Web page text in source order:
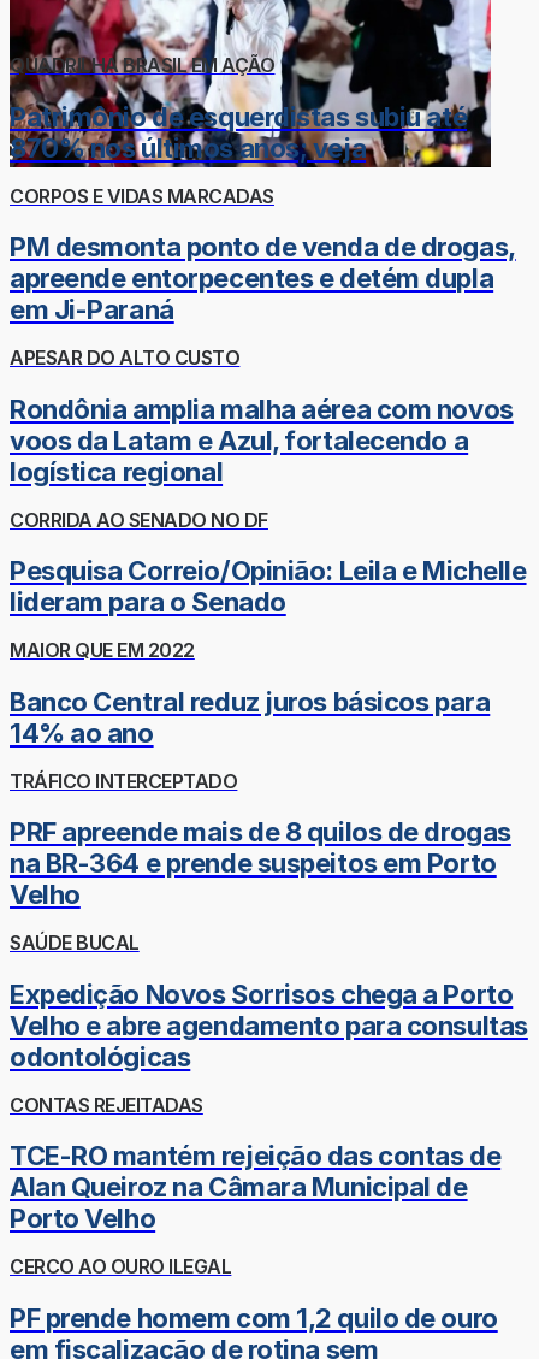
QUADRILHA BRASIL EM AÇÃO
Patrimônio de esquerdistas subiu até
870% nos últimos anos; veja
CORPOS E VIDAS MARCADAS
PM desmonta ponto de venda de drogas,
apreende entorpecentes e detém dupla
em Ji-Paraná
APESAR DO ALTO CUSTO
Rondônia amplia malha aérea com novos
voos da Latam e Azul, fortalecendo a
logística regional
CORRIDA AO SENADO NO DF
Pesquisa Correio/Opinião: Leila e Michelle
lideram para o Senado
MAIOR QUE EM 2022
Banco Central reduz juros básicos para
14% ao ano
TRÁFICO INTERCEPTADO
PRF apreende mais de 8 quilos de drogas
na BR-364 e prende suspeitos em Porto
Velho
SAÚDE BUCAL
Expedição Novos Sorrisos chega a Porto
Velho e abre agendamento para consultas
odontológicas
CONTAS REJEITADAS
TCE-RO mantém rejeição das contas de
Alan Queiroz na Câmara Municipal de
Porto Velho
CERCO AO OURO ILEGAL
PF prende homem com 1,2 quilo de ouro
em fiscalização de rotina sem